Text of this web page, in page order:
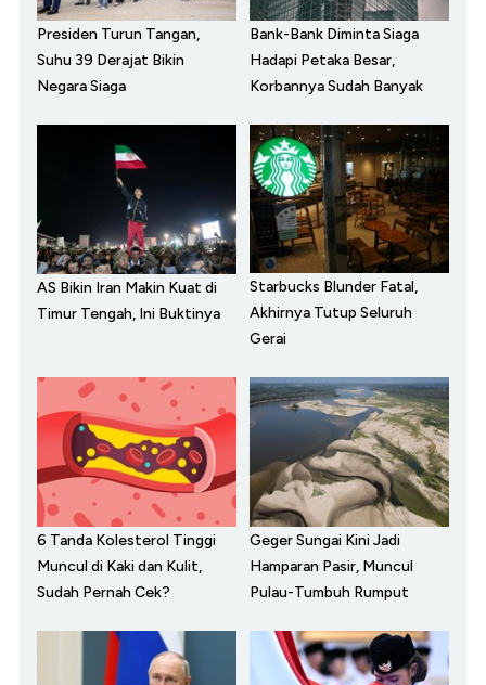
Presiden Turun Tangan,
Suhu 39 Derajat Bikin
Negara Siaga
Bank-Bank Diminta Siaga
Hadapi Petaka Besar,
Korbannya Sudah Banyak
AS Bikin Iran Makin Kuat di
Timur Tengah, Ini Buktinya
Starbucks Blunder Fatal,
Akhirnya Tutup Seluruh
Gerai
6 Tanda Kolesterol Tinggi
Muncul di Kaki dan Kulit,
Sudah Pernah Cek?
Geger Sungai Kini Jadi
Hamparan Pasir, Muncul
Pulau-Tumbuh Rumput